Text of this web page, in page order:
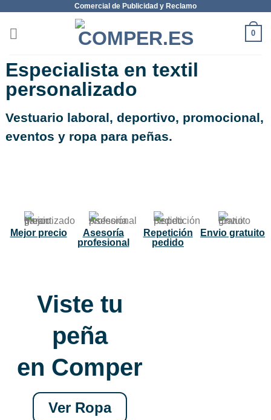
Comercial de Publicidad y Reclamo
0
Especialista en textil
personalizado
Vestuario laboral, deportivo, promocional,
eventos y ropa para peñas.
NUEVO Envio gratuito
Repetición
pedido
Asesoría
profesional
Mejor precio
Viste tu
peña
en Comper
Ver Ropa